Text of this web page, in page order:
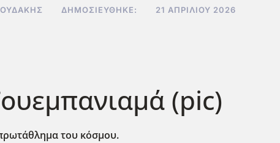
ΔΗΜΟΣΙΕΎΘΗΚΕ: 21 ΑΠΡΙΛΊΟΥ 2026
(pic)
του κόσμου.